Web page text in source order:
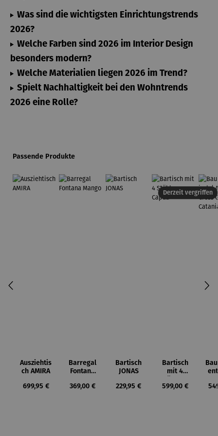
Was sind die wichtigsten Einrichtungstrends
2026?
Welche Farben sind 2026 im Interior Design
besonders modern?
Welche Materialien liegen 2026 im Trend?
Spielt Nachhaltigkeit bei den Wohntrends
2026 eine Rolle?
Produktgalerie überspringen
Passende Produkte
Ausziehtis
ch AMIRA
Regulärer Preis:
699,95 €
Barregal
Fontana
Regulärer Preis:
369,00 €
Bartisch
JONAS
Regulärer Preis:
229,95 €
Derzeit vergriffen
Bartisch
mit 4
Capua
Regulärer Preis:
599,00 €